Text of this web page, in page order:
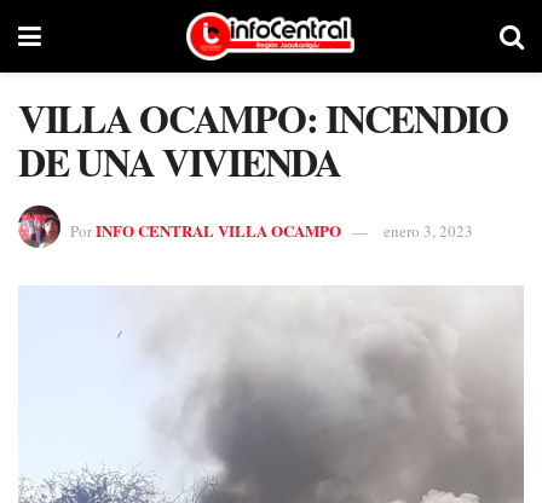
VILLA OCAMPO: INCENDIO
DE UNA VIVIENDA
PorINFO CENTRAL VILLA OCAMPO enero 3, 2023